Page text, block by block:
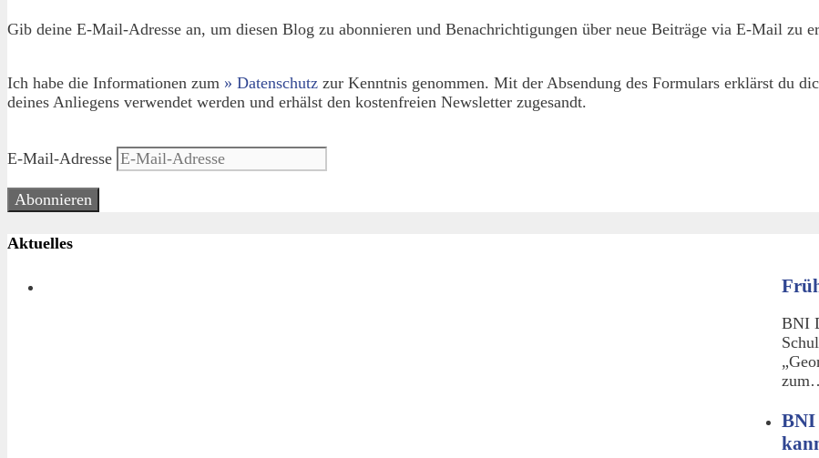
Gib deine E-Mail-Adresse an, um diesen Blog zu abonnieren und Benachrichtigungen über neue Beiträge via E-Mail zu
Ich habe die Informationen zum » Datenschutz zur Kenntnis genommen. Mit der Absendung des Formulars erklärst du
deines Anliegens verwendet werden und erhälst den kostenfreien Newsletter zugesandt.
E-Mail-Adresse
Abonnieren
Aktuelles
BNI
BNI